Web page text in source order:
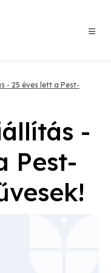
- 25 éves lett a Pest-
-
Pest-